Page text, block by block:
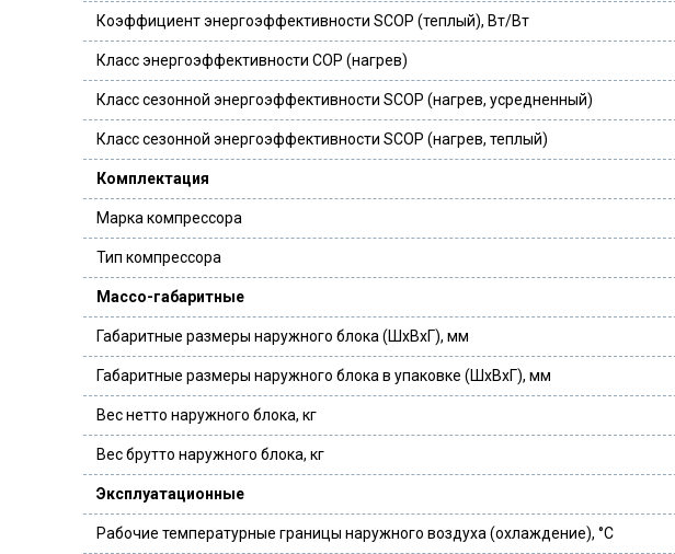
Коэффициент энергоэффективности SCOP (теплый), Вт/Вт
Класс энергоэффективности COP (нагрев)
Класс сезонной энергоэффективности SCOP (нагрев, усредненный)
Класс сезонной энергоэффективности SCOP (нагрев, теплый)
Комплектация
Марка компрессора
Тип компрессора
Массо-габаритные
Габаритные размеры наружного блока (ШxВxГ), мм
Габаритные размеры наружного блока в упаковке (ШxВxГ), мм
Вес нетто наружного блока, кг
Вес брутто наружного блока, кг
Эксплуатационные
Рабочие температурные границы наружного воздуха (охлаждение), °C